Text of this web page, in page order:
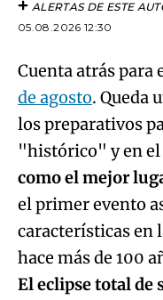
ALERTAS DE ESTE
05.08.2026 12:30
Cuenta atrás para
de agosto. Queda
los preparativos
"histórico" y en el
como el mejor
el primer evento
características en
hace más de 100
El eclipse total de